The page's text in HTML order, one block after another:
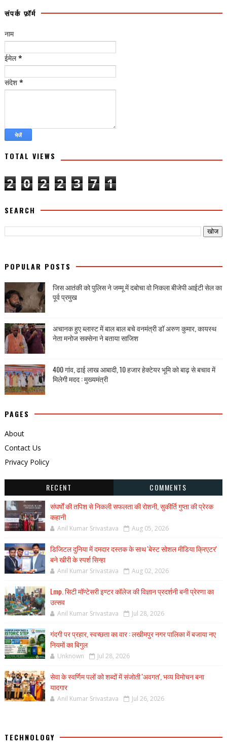
संपर्क फ़ॉर्म
नाम
ईमेल*
संदेश *
TOTAL VIEWS
2 0 2 2 3 7 1
SEARCH
POPULAR POSTS
जिस आतंकी को पुलिस ने जम्मू में दबोचा वो निकला बीजेपी आईटी सेल का
पूर्व प्रमुख
अचानक हुए ब्लास्ट में बाल बाल बचे वनमंत्री डॉ अरुण कुमार, कायस्थ
नेता मनोज सक्सेना ने बताया साजिश
400 गांव, ढाई लाख आबादी, 10 हजार हेक्टेयर भूमि को बाढ़ से बचाव में
मिलेगी मदद : मुख्यमंत्री
PAGES
About
Contact Us
Privacy Policy
RECENT
COMMENTS
संघर्षों की तपिश से निकली सफलता की रोशनी, सुकीर्ति गुप्ता की प्रेरक
कहानी
Anil Kumar Srivastava Aug 05, 2026
डिजिटल दुनिया में दमदार दस्तक के साथ 'बेस्ट सोशल मीडिया क्रिएटर'
बने खीरी के स्पर्श सिन्हा
Anil Kumar Srivastava Aug 02, 2026
Lmp. सिटी मॉण्टेसरी इण्टर कॉलेज की विज्ञान प्रदर्शनी बनी प्रेरणा का
उत्सव
Anil Kumar Srivastava Jul 28, 2026
गंदगी पर प्रहार, स्वच्छता का वार : लखीमपुर नगर पालिका में बजाया नए
नियमों का बिगुल
Unknown Jul 28, 2026
सेवा के स्वर्णिम पलों को शब्दों में संजोती 'अवगत', भव्य विमोचन बना
यादगार
Anil Kumar Srivastava Jul 26, 2026
TECHNOLOGY